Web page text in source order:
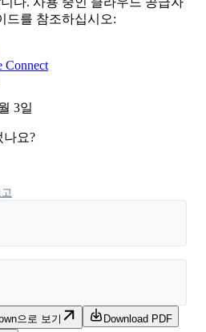
드를 참조하십시오:
Connect
3일
나요?
으로 보기 Download PDF